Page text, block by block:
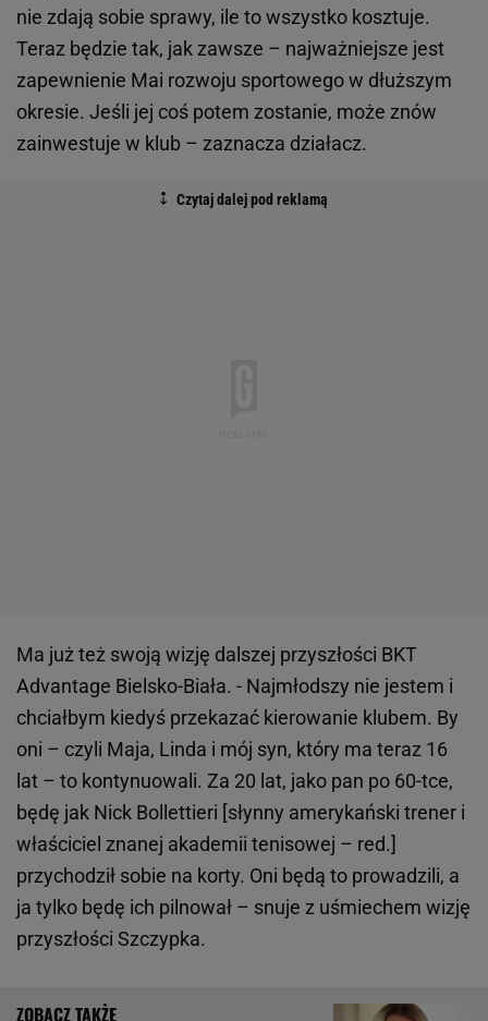
nie zdają sobie sprawy, ile to wszystko kosztuje.
Teraz będzie tak, jak zawsze – najważniejsze jest
zapewnienie Mai rozwoju sportowego w dłuższym
okresie. Jeśli jej coś potem zostanie, może znów
zainwestuje w klub – zaznacza działacz.
Ma już też swoją wizję dalszej przyszłości BKT
Advantage Bielsko-Biała. - Najmłodszy nie jestem i
chciałbym kiedyś przekazać kierowanie klubem. By
oni – czyli Maja, Linda i mój syn, który ma teraz 16
lat – to kontynuowali. Za 20 lat, jako pan po 60-tce,
będę jak Nick Bollettieri [słynny amerykański trener i
właściciel znanej akademii tenisowej – red.]
przychodził sobie na korty. Oni będą to prowadzili, a
ja tylko będę ich pilnował – snuje z uśmiechem wizję
przyszłości Szczypka.